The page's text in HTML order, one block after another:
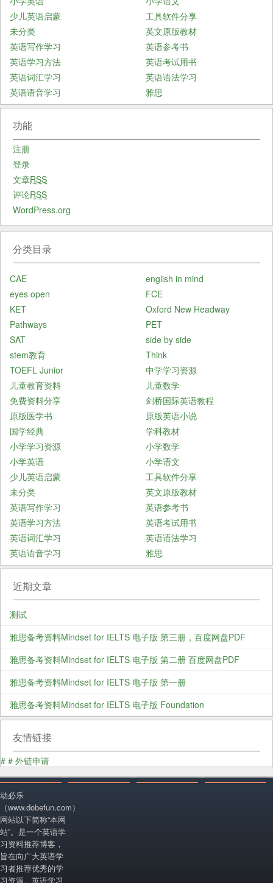
少儿英语启蒙
工具软件分享
未分类
英文原版教材
英语写作学习
英语参考书
英语学习方法
英语考试用书
英语词汇学习
英语语法学习
英语语音学习
雅思
功能
注册
登录
文章RSS
评论RSS
WordPress.org
分类目录
CAE
english in mind
eyes open
FCE
KET
Oxford New Headway
Pathways
PET
SAT
side by side
stem教育
Think
TOEFL Junior
中学学习资源
儿童教育资料
儿童数学
免费资料分享
剑桥国际英语教程
原版医学书
原版英语小说
国学经典
学科教材
小学学习资源
小学数学
小学英语
小学语文
少儿英语启蒙
工具软件分享
未分类
英文原版教材
英语写作学习
英语参考书
英语学习方法
英语考试用书
英语词汇学习
英语语法学习
英语语音学习
雅思
近期文章
测试
雅思备考资料Mindset for IELTS 电子版 第三册，百度网盘PDF
雅思备考资料Mindset for IELTS 电子版 第二册 百度网盘PDF
雅思备考资料Mindset for IELTS 电子版 第一册
雅思备考资料Mindset for IELTS 电子版 Foundation
友情链接
# # 外链申请
动必乐
（www.dobefun.com）
网站以下简称“本网
站”。是一个英语学
习资料推荐博客，
旨在向广大英语学
习者推荐优秀的学
习资源。英语学习